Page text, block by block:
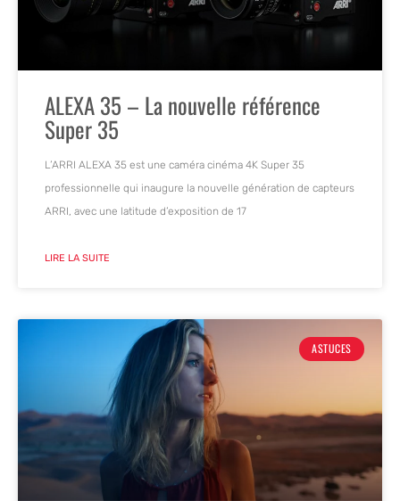
ALEXA 35 – La nouvelle référence
Super 35
L’ARRI ALEXA 35 est une caméra cinéma 4K Super 35
professionnelle qui inaugure la nouvelle génération de capteurs
ARRI, avec une latitude d’exposition de 17
LIRE LA SUITE
ASTUCES